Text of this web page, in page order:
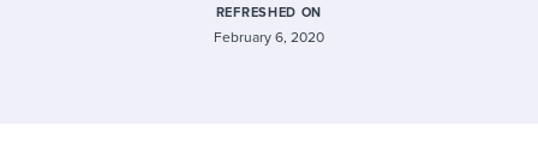
REFRESHED ON
February 6, 2020